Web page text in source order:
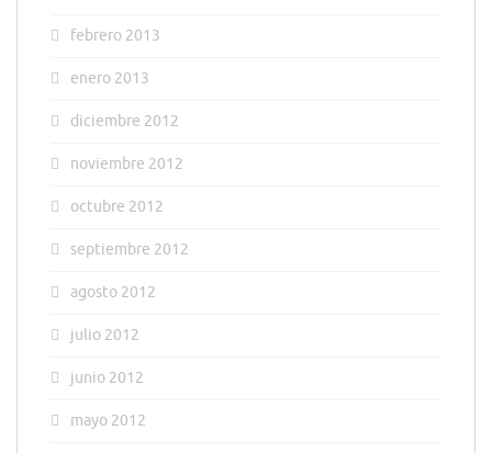
febrero 2013
enero 2013
diciembre 2012
noviembre 2012
octubre 2012
septiembre 2012
agosto 2012
julio 2012
junio 2012
mayo 2012